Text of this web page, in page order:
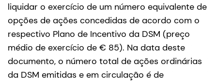
liquidar o exercício de um número equivalente de
opções de ações concedidas de acordo com o
respectivo Plano de Incentivo da DSM (preço
médio de exercício de € 85). Na data deste
documento, o número total de ações ordinárias
da DSM emitidas e em circulação é de